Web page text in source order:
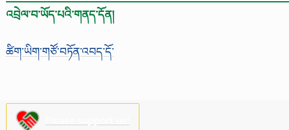
འབྲེལ་བ་ཡོད་པའི་གནད་དོན།
ཚིག་ཡིག་གཙོ་བཏོན་འབད་དོ་